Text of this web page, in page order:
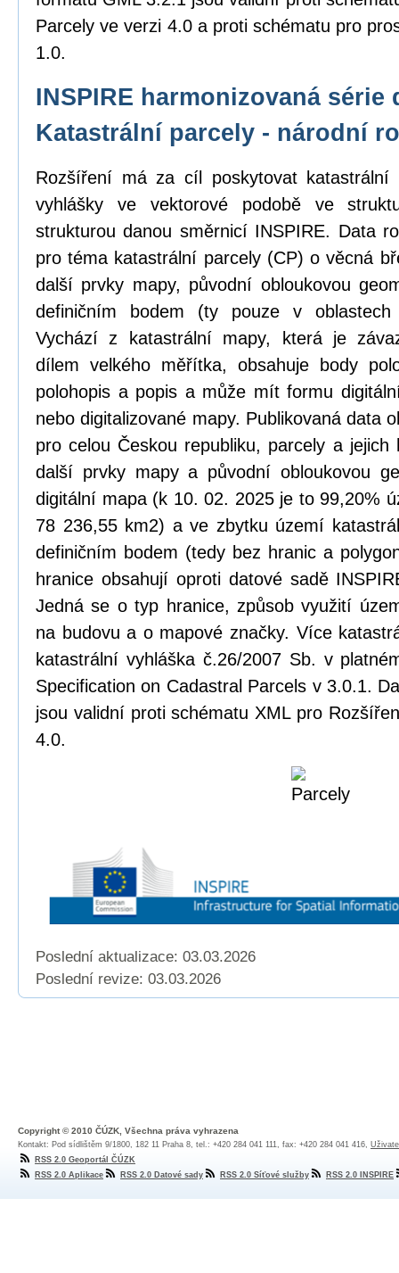
Parcely ve verzi 4.0 a proti schématu pro
1.0.
INSPIRE harmonizovaná série
Katastrální parcely - národní
Rozšíření má za cíl poskytovat katastrální
vyhlášky ve vektorové podobě ve
strukturou danou směrnicí INSPIRE. Data
pro téma katastrální parcely (CP) o věcná
další prvky mapy, původní obloukovou
definičním bodem (ty pouze v
Vychází z katastrální mapy, která je
dílem velkého měřítka, obsahuje body
polohopis a popis a může mít formu
nebo digitalizované mapy. Publikovaná data
pro celou Českou republiku, parcely a jejich
další prvky mapy a původní obloukovou
digitální mapa (k 10. 02. 2025 je to 99,20%
78 236,55 km2) a ve zbytku území
definičním bodem (tedy bez hranic a
hranice obsahují oproti datové sadě
Jedná se o typ hranice, způsob využití
na budovu a o mapové značky. Více
katastrální vyhláška č.26/2007 Sb. v
Specification on Cadastral Parcels v 3.0.1.
jsou validní proti schématu XML pro
4.0.
Poslední aktualizace: 03.03.2026
Poslední revize: 03.03.2026
Copyright © 2010 ČÚZK, Všechna práva vyhrazena
Kontakt: Pod sídlištěm 9/1800, 182 11 Praha 8, tel.: +420 284 041 111, fax: +420 284 041 416,
RSS 2.0 Geoportál ČÚZK
RSS 2.0 Aplikace
RSS 2.0 Datové sady RSS 2.0 Síťové služby RSS 2.0 INSPIRE